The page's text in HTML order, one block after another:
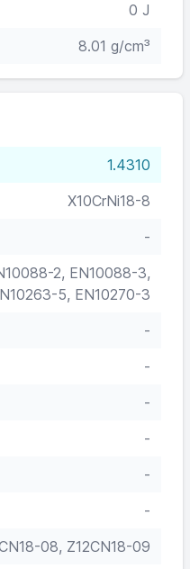
0 J
8.01 g/cm³
1.4310
X10CrNi18-8
-
2, EN10088-3,
5, EN10270-3
-
-
-
-
-
-
08, Z12CN18-09